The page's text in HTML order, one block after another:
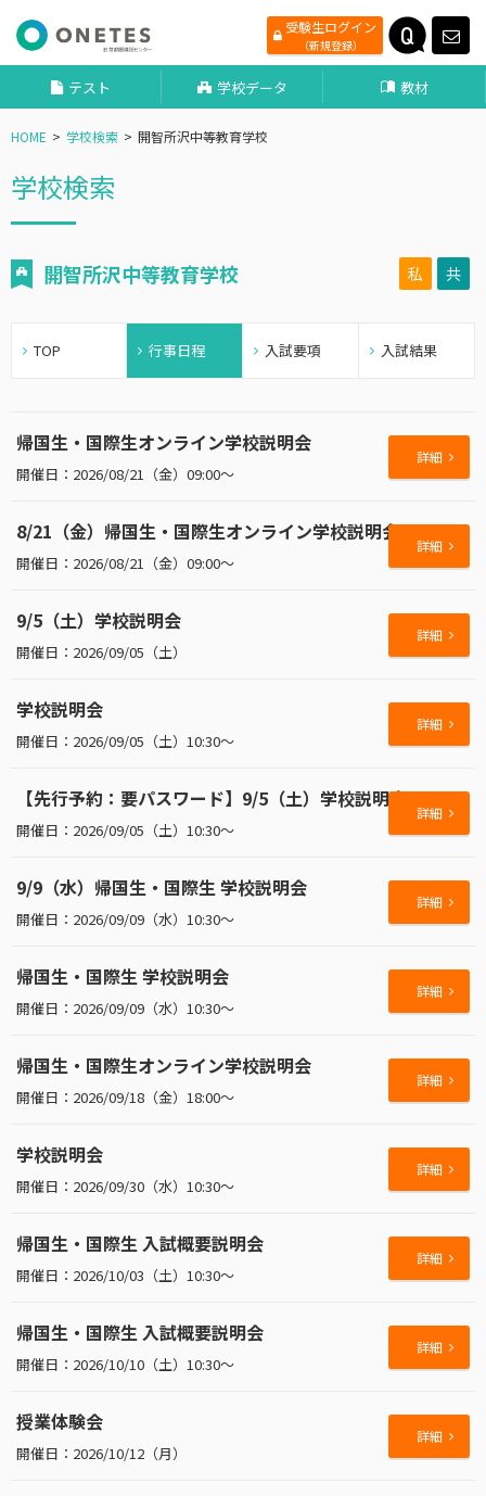
受験生ログイン
（新規登録）
テスト 学校データ 教材
HOME 学校検索 開智所沢中等教育学校
学校検索
開智所沢中等教育学校 私 共
TOP 行事日程 入試要項 入試結果
2026/08/21（金）09:00～
帰国生・国際生オンライン学校説明会
詳細
2026/08/21（金）09:00～
8/21（金）帰国生・国際生オンライン学校説明会
詳細
2026/09/05（土）
9/5（土）学校説明会
詳細
2026/09/05（土）10:30～
学校説明会
詳細
2026/09/05（土）10:30～
【先行予約：要パスワード】9/5（土）学校説明会
詳細
2026/09/09（水）10:30～
9/9（水）帰国生・国際生 学校説明会
詳細
2026/09/09（水）10:30～
帰国生・国際生 学校説明会
詳細
2026/09/18（金）18:00～
帰国生・国際生オンライン学校説明会
詳細
2026/09/30（水）10:30～
学校説明会
詳細
2026/10/03（土）10:30～
帰国生・国際生 入試概要説明会
詳細
2026/10/10（土）10:30～
帰国生・国際生 入試概要説明会
詳細
2026/10/12（月）
授業体験会
詳細